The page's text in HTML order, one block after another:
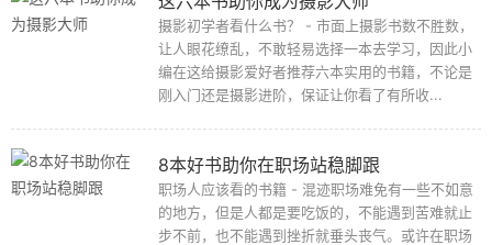
摄影初学者看什么书？ - 市面上摄影书数不胜数，
让人眼花缭乱，不敢轻易选择一本去学习，因此小
编在这给摄影爱好者推荐六本实用的书籍，不论是
刚入门还是摄影进阶，保证让你看了有所收...
8本好书助你在职场站稳脚跟
职场人应该看的书籍 - 混迹职场难免有一些不如意
的地方，但是人都是要吃饭的，不能遇到苦难就止
步不前，也不能遇到挫折就垂头丧气。或许在职场